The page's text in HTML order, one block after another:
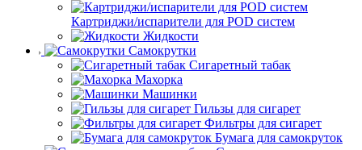
Картриджи/испарители для POD систем
Жидкости
Самокрутки
Сигаретный табак
Махорка
Машинки
Гильзы для сигарет
Фильтры для сигарет
Бумага для самокруток